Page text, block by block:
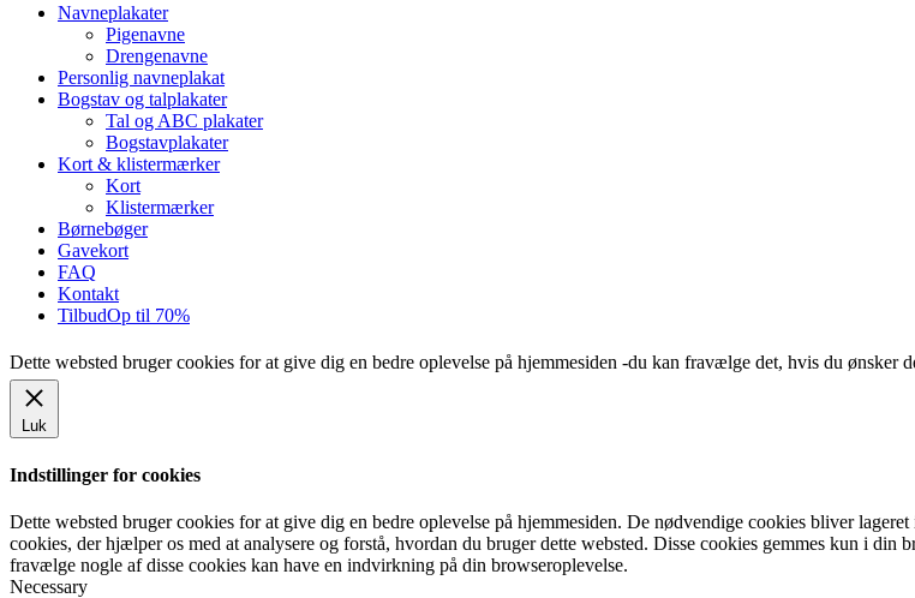
Close
Navneplakater
Pigenavne
Drengenavne
Personlig navneplakat
Bogstav og talplakater
Tal og ABC plakater
Bogstavplakater
Kort & klistermærker
Kort
Klistermærker
Børnebøger
Gavekort
FAQ
Kontakt
TilbudOp til 70%
Dette websted bruger cookies for at give dig en bedre oplevelse på hjemmesiden -du kan fravælge det, hvis du ønsker
Luk
Indstillinger for cookies
Dette websted bruger cookies for at give dig en bedre oplevelse på hjemmesiden. De nødvendige cookies bliver
cookies, der hjælper os med at analysere og forstå, hvordan du bruger dette websted. Disse cookies gemmes kun i
fravælge nogle af disse cookies kan have en indvirkning på din browseroplevelse.
Necessary